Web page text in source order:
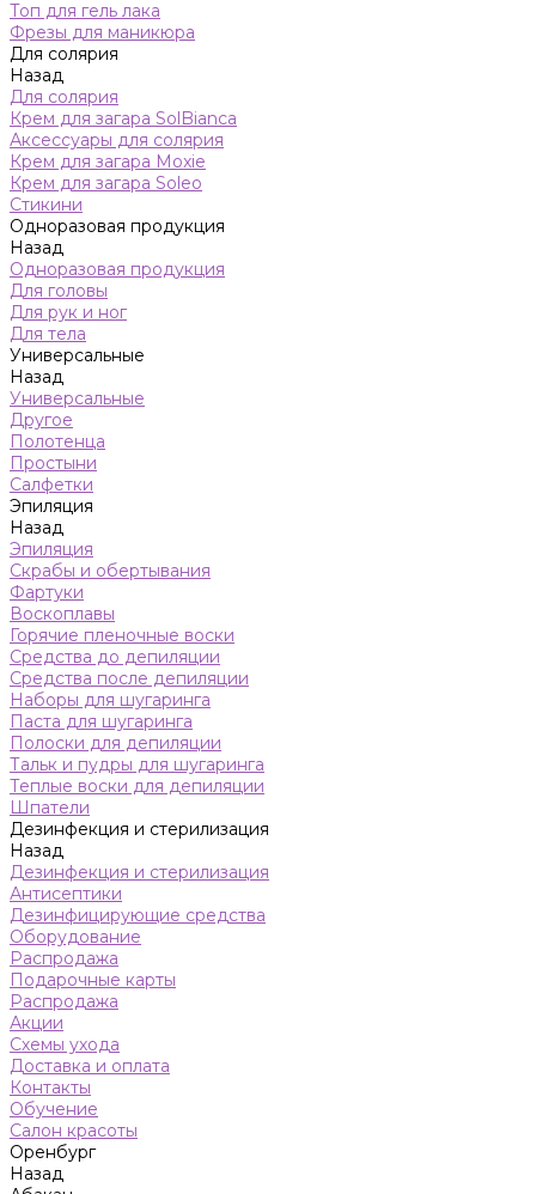
Топ для гель лака
Фрезы для маникюра
Для солярия
Назад
Для солярия
Крем для загара SolBianca
Аксессуары для солярия
Крем для загара Moxie
Крем для загара Soleo
Стикини
Одноразовая продукция
Назад
Одноразовая продукция
Для головы
Для рук и ног
Для тела
Универсальные
Назад
Универсальные
Другое
Полотенца
Простыни
Салфетки
Эпиляция
Назад
Эпиляция
Скрабы и обертывания
Фартуки
Воскоплавы
Горячие пленочные воски
Средства до депиляции
Средства после депиляции
Наборы для шугаринга
Паста для шугаринга
Полоски для депиляции
Тальк и пудры для шугаринга
Теплые воски для депиляции
Шпатели
Дезинфекция и стерилизация
Назад
Дезинфекция и стерилизация
Антисептики
Дезинфицирующие средства
Оборудование
Распродажа
Подарочные карты
Распродажа
Акции
Схемы ухода
Доставка и оплата
Контакты
Обучение
Салон красоты
Оренбург
Назад